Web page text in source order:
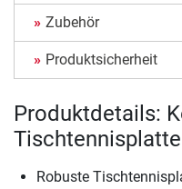
Zubehör
Produktsicherheit
Produktdetails:
Robuste